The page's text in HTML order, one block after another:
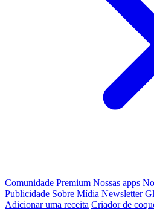
Comunidade Premium Nossas apps
Publicidade Sobre Mídia Newsletter
Adicionar uma receita Criador de